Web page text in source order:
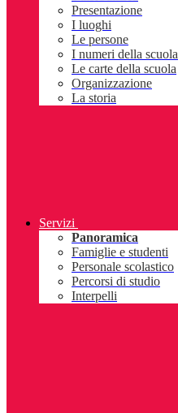
Presentazione
I luoghi
Le persone
I numeri della scuola
Le carte della scuola
Organizzazione
La storia
Servizi
Panoramica
Famiglie e studenti
Personale scolastico
Percorsi di studio
Interpelli